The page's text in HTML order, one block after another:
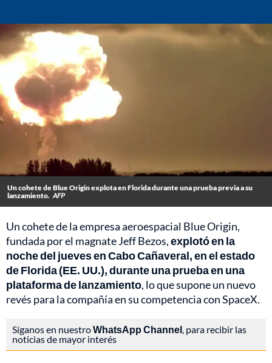
Un cohete de Blue Origin explota en Florida durante una prueba previa a su
lanzamiento. AFP
Un cohete de la empresa aeroespacial Blue Origin,
fundada por el magnate Jeff Bezos,explotó en la
noche del jueves en Cabo Cañaveral, en el estado
de Florida (EE. UU.), durante una prueba en una
plataforma de lanzamiento, lo que supone un nuevo
revés para la compañía en su competencia con SpaceX.
Síganos en nuestroWhatsApp Channel, para recibir las
noticias de mayor interés